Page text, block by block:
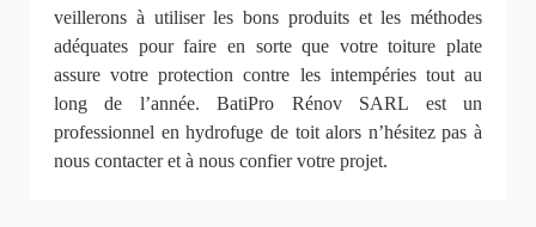
veillerons à utiliser les bons produits et les méthodes
adéquates pour faire en sorte que votre toiture plate
assure votre protection contre les intempéries tout au
long de l’année. BatiPro Rénov SARL est un
professionnel en hydrofuge de toit alors n’hésitez pas à
nous contacter et à nous confier votre projet.